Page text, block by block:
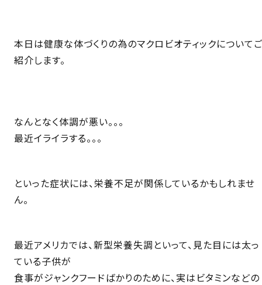
本日は健康な体づくりの為のマクロビオティックについてご
紹介します。
なんとなく体調が悪い。。。
最近イライラする。。。
といった症状には、栄養不足が関係しているかもしれませ
ん。
最近アメリカでは、新型栄養失調といって、見た目には太っ
ている子供が
食事がジャンクフードばかりのために、実はビタミンなどの